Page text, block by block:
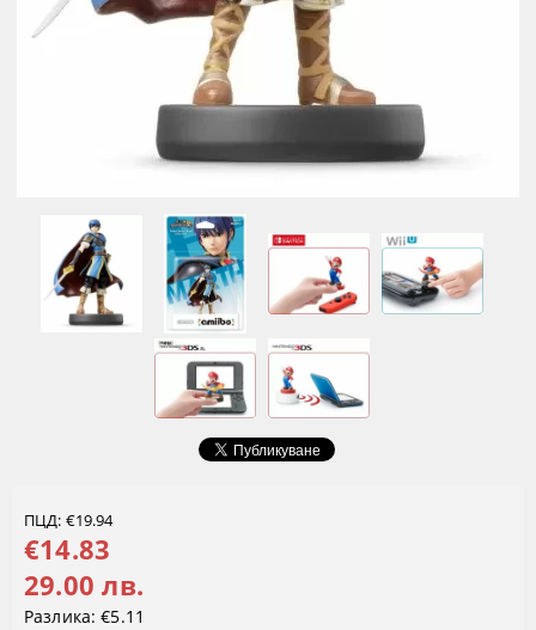
ПЦД: €19.94
€14.83
29.00 лв.
Разлика: €5.11